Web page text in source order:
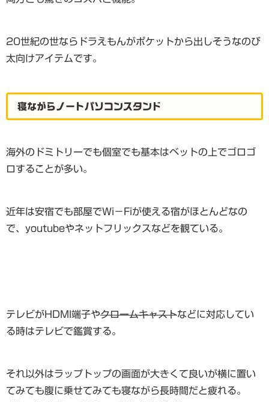
20世紀の世ならドラえもんがポケットから出しそうなのび
太向けアイテムです。
寝ながらノートパソコンスタンド
海外のドミトリーでも個室でも基本はベットの上でゴロゴ
ロすることが多い。
近年は安宿でも部屋でWi－Fiが使える宿がほとんどなの
で、youtubeやネットフリックスなどを観ている。
テレビがHDMI端子やクロームキャストなどに対応してい
る時はテレビで鑑賞する。
それ以外はラップトップの画面が大きくて良いが横に置い
てみても腹に乗せてみても寝ながら長時間だと疲れる。